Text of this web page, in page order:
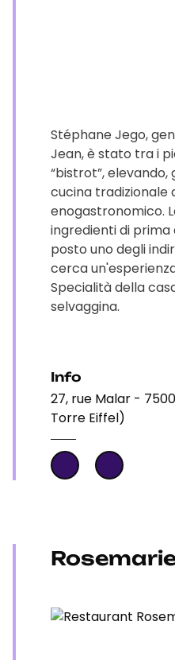
Stéphane Jego,
Jean, è stato tra i
“bistrot”, elevando,
cucina tradizionale
enogastronomico.
ingredienti di prima
posto uno degli
cerca
Specialità della
selvaggina.
Info
27, rue Malar -
Torre Eiffel)